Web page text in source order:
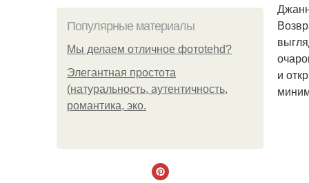
Популярные материалы
Мы делаем отличное фотоtehd?
Элегантная простота
(натуральность, аутентичность,
романтика, эко.
и